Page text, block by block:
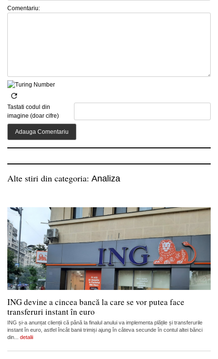
Comentariu:
Tastati codul din
imagine (doar cifre)
Alte stiri din categoria: Analiza
ING devine a cincea bancă la care se vor putea face
transferuri instant în euro
ING și-a anunțat clienții că până la finalul anului va implementa plățile și transferurile
instant în euro, astfel încât banii trimiși ajung în câteva secunde în contul altei bănci
din... detalii